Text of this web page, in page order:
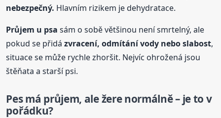
nebezpečný. Hlavním rizikem je dehydratace.
Průjem u psa sám o sobě většinou není smrtelný, ale
pokud se přidázvracení, odmítání vody nebo slabost,
situace se může rychle zhoršit. Nejvíc ohrožená jsou
štěňata a starší psi.
Pes má průjem, ale žere normálně – je to v
pořádku?